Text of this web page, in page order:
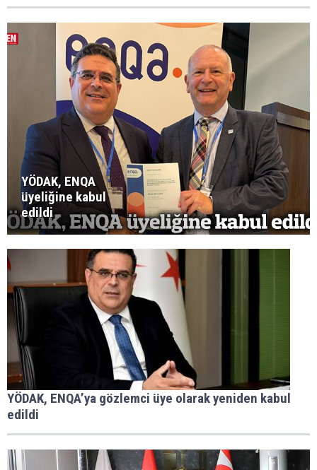
YÖDAK, ENQA
üyeliğine kabul
edildi
YÖDAK, ENQA’ya gözlemci üye olarak yeniden kabul
edildi